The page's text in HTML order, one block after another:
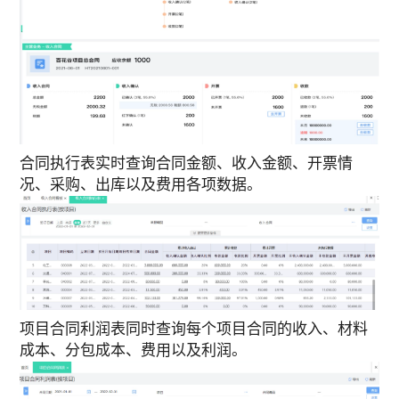
合同执行表实时查询合同金额、收入金额、开票情
况、采购、出库以及费用各项数据。
项目合同利润表同时查询每个项目合同的收入、材料
成本、分包成本、费用以及利润。